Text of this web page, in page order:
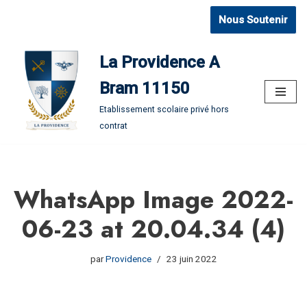
contenu
Nous Soutenir
La Providence A
Bram 11150
Etablissement scolaire privé hors
contrat
WhatsApp Image 2022-
06-23 at 20.04.34 (4)
parProvidence 23 juin 2022